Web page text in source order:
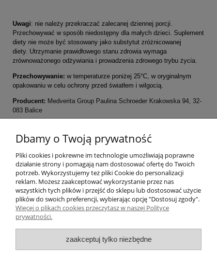
Uwagi: nie należy przekraczać zalecanej dziennej porcji.
Przechowywać w sposób niedostępny dla małych dzieci. Suplement
diety nie może być stosowany jako substytut zróżnicowanej
diety. Utrzymanie prawidłowego stanu zdrowia wymaga
zrównoważonego odżywiania i prowadzenia zdrowego trybu życia.
Przechowywanie: w temperaturze poniżej 25°C, w oryginalnym
opakowaniu w celu ochrony przed światłem i wilgocią.
Producent: Medverita Group Paulina Schroeder Krakowska 94, 32-
083 Balice
Moje konto
Płatności i dostawa
Informacje
O nas
Dbamy o Twoją prywatność
Pliki cookies i pokrewne im technologie umożliwiają poprawne
działanie strony i pomagają nam dostosować ofertę do Twoich
potrzeb. Wykorzystujemy też pliki Cookie do personalizacji
reklam. Możesz zaakceptować wykorzystanie przez nas
wszystkich tych plików i przejść do sklepu lub dostosować użycie
plików do swoich preferencji, wybierając opcję "Dostosuj zgody".
Więcej o plikach cookies przeczytasz w naszej Polityce
prywatności.
zaakceptuj tylko niezbędne